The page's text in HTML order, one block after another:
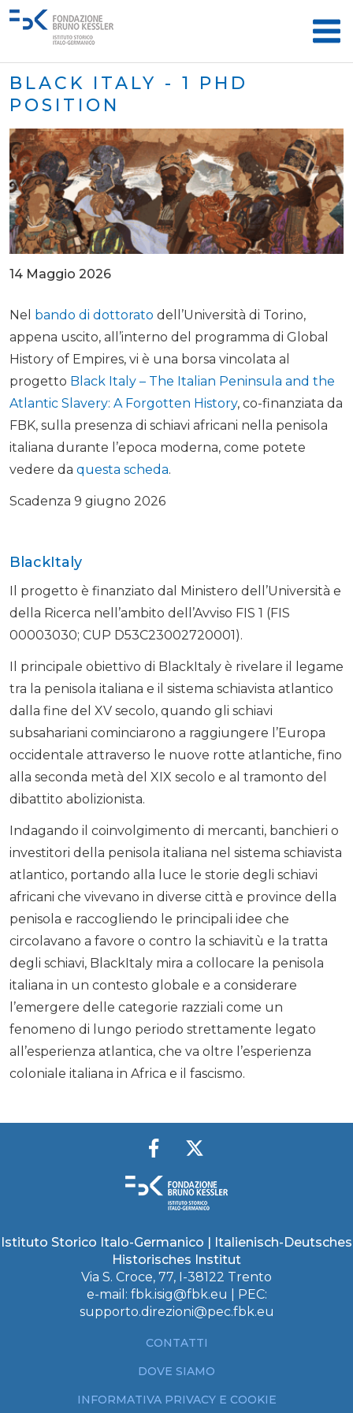
BLACK ITALY - 1 PHD
POSITION
14 Maggio 2026
Nel bando di dottorato dell’Università di Torino,
appena uscito, all’interno del programma di Global
History of Empires, vi è una borsa vincolata al
progetto Black Italy – The Italian Peninsula and the
Atlantic Slavery: A Forgotten History, co-finanziata da
FBK, sulla presenza di schiavi africani nella penisola
italiana durante l’epoca moderna, come potete
vedere da questa scheda.
Scadenza 9 giugno 2026
BlackItaly
Il progetto è finanziato dal Ministero dell’Università e
della Ricerca nell’ambito dell’Avviso FIS 1 (FIS
00003030; CUP D53C23002720001).
Il principale obiettivo di BlackItaly è rivelare il legame
tra la penisola italiana e il sistema schiavista atlantico
dalla fine del XV secolo, quando gli schiavi
subsahariani cominciarono a raggiungere l’Europa
occidentale attraverso le nuove rotte atlantiche, fino
alla seconda metà del XIX secolo e al tramonto del
dibattito abolizionista.
Indagando il coinvolgimento di mercanti, banchieri o
investitori della penisola italiana nel sistema schiavista
atlantico, portando alla luce le storie degli schiavi
africani che vivevano in diverse città e province della
penisola e raccogliendo le principali idee che
circolavano a favore o contro la schiavitù e la tratta
degli schiavi, BlackItaly mira a collocare la penisola
italiana in un contesto globale e a considerare
l’emergere delle categorie razziali come un
fenomeno di lungo periodo strettamente legato
all’esperienza atlantica, che va oltre l’esperienza
coloniale italiana in Africa e il fascismo.
Istituto Storico Italo-Germanico | Italienisch-Deutsches
Historisches Institut
Via S. Croce, 77, I-38122 Trento
e-mail: fbk.isig@fbk.eu | PEC:
supporto.direzioni@pec.fbk.eu
CONTATTI
DOVE SIAMO
INFORMATIVA PRIVACY E COOKIE